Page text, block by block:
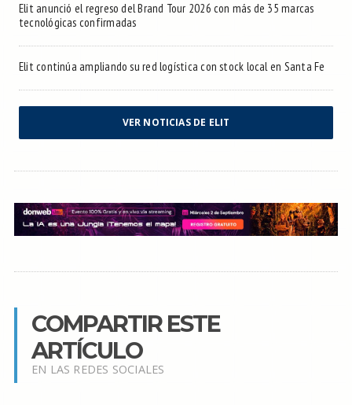
Elit anunció el regreso del Brand Tour 2026 con más de 35 marcas
tecnológicas confirmadas
Elit continúa ampliando su red logística con stock local en Santa Fe
VER NOTICIAS DE ELIT
COMPARTIR ESTE
ARTÍCULO
EN LAS REDES SOCIALES